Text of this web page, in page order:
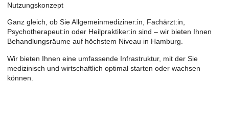
Nutzungskonzept
Ganz gleich, ob Sie Allgemeinmediziner:in, Fachärzt:in,
Psychotherapeut:in oder Heilpraktiker:in sind – wir bieten Ihnen
Behandlungsräume auf höchstem Niveau in Hamburg.
Wir bieten Ihnen eine umfassende Infrastruktur, mit der Sie
medizinisch und wirtschaftlich optimal starten oder wachsen
können.